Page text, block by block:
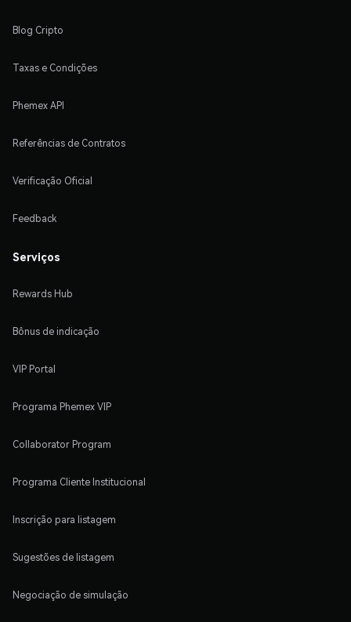
Blog Cripto
Taxas e Condições
Phemex API
Referências de Contratos
Verificação Oficial
Feedback
Serviços
Rewards Hub
Bônus de indicação
VIP Portal
Programa Phemex VIP
Collaborator Program
Programa Cliente Institucional
Inscrição para listagem
Sugestões de listagem
Negociação de simulação